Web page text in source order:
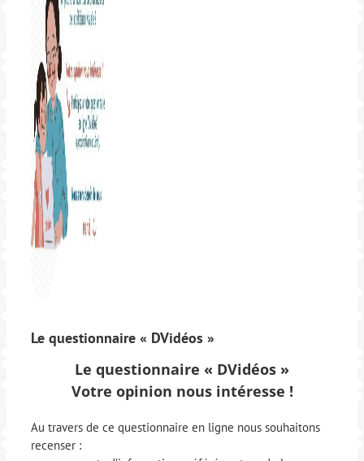
Le questionnaire « DVidéos »
Le questionnaire « DVidéos »
Votre opinion nous intéresse !
Au travers de ce questionnaire en ligne nous souhaitons
recenser :